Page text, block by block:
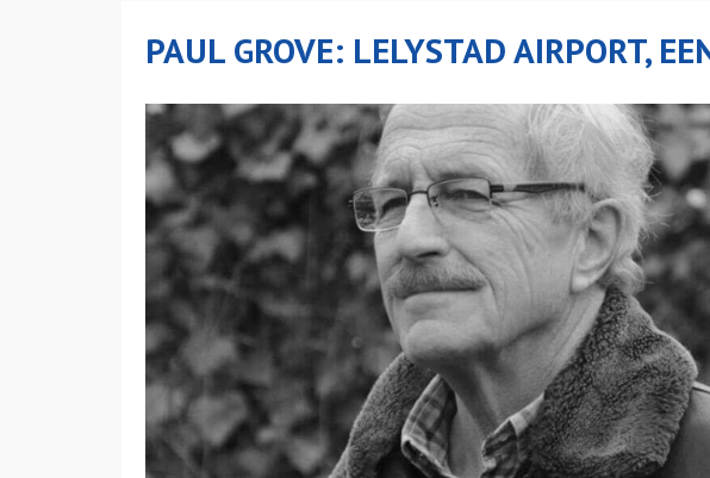
PAUL GROVE: LELYSTAD AIRPORT,